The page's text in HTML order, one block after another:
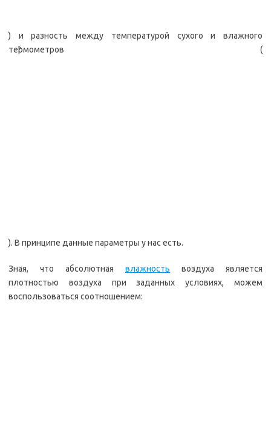
-?
) и разность между температурой сухого и влажного
термометров (
). В принципе данные параметры у нас есть.
Зная, что абсолютная влажность воздуха является
плотностью воздуха при заданных условиях, можем
воспользоваться соотношением: